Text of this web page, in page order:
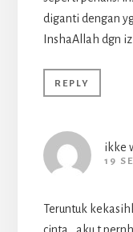
diganti dengan
InshaAllah dgn
REPLY
ikke
19
Teruntuk
cinta , aku t